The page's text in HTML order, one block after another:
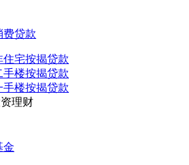
费贷款
住宅按揭贷款
手楼按揭贷款
手楼按揭贷款
理财
金